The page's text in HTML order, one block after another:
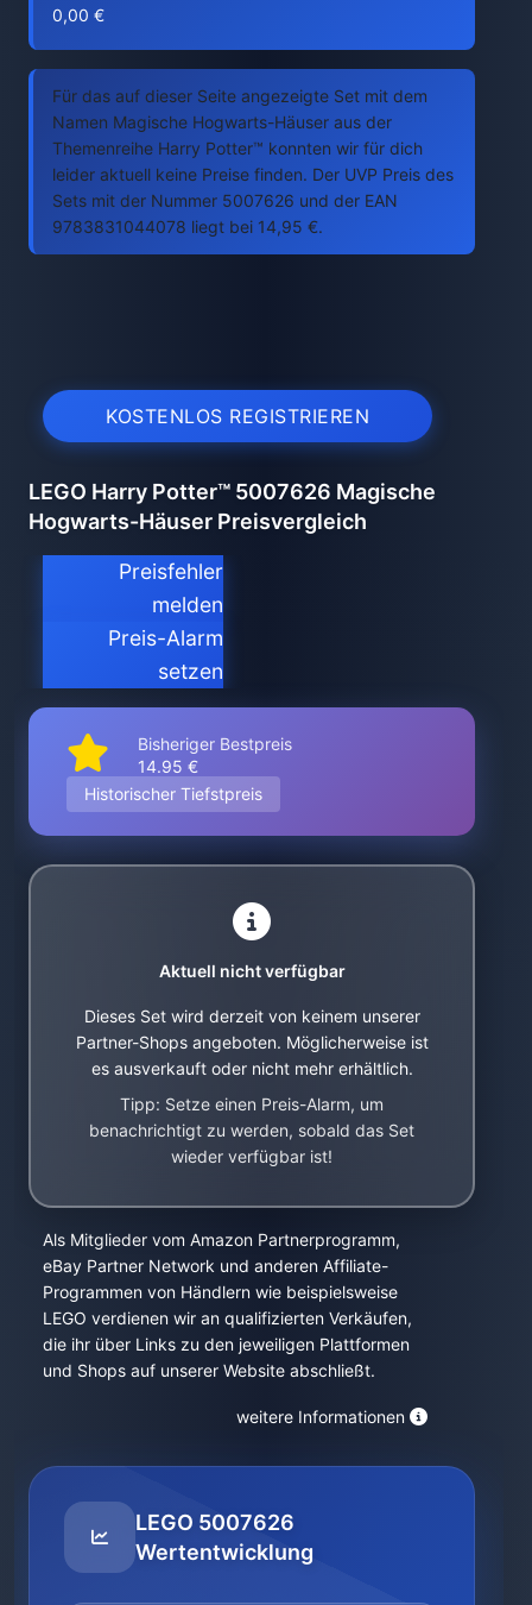
0,00 €
Für das auf dieser Seite angezeigte Set mit dem
Namen Magische Hogwarts-Häuser aus der
Themenreihe Harry Potter™ konnten wir für dich
leider aktuell keine Preise finden. Der UVP Preis des
Sets mit der Nummer 5007626 und der EAN
9783831044078 liegt bei 14,95 €.
KOSTENLOS REGISTRIEREN
LEGO Harry Potter™ 5007626 Magische
Hogwarts-Häuser Preisvergleich
Preisfehler
melden
Preis-Alarm
setzen
Bisheriger Bestpreis
14.95 €
Historischer Tiefstpreis
Aktuell nicht verfügbar
Dieses Set wird derzeit von keinem unserer
Partner-Shops angeboten. Möglicherweise ist
es ausverkauft oder nicht mehr erhältlich.
Tipp: Setze einen Preis-Alarm, um
benachrichtigt zu werden, sobald das Set
wieder verfügbar ist!
Als Mitglieder vom Amazon Partnerprogramm,
eBay Partner Network und anderen Affiliate-
Programmen von Händlern wie beispielsweise
LEGO verdienen wir an qualifizierten Verkäufen,
die ihr über Links zu den jeweiligen Plattformen
und Shops auf unserer Website abschließt.
weitere Informationen
LEGO 5007626
Wertentwicklung